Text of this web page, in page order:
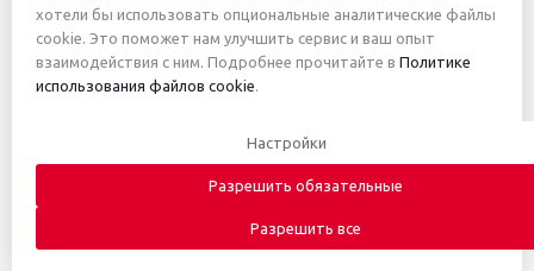
+7 (912) 746-00-77
Приведённые цены и характеристики товаров носят
исключительно ознакомительный характер и не являются
публичной офертой. Автоматическое письмо с информацией о
получении заказа не является основанием для заключения
договора купли-продажи. Заказ считается принятым только после
хотели бы использовать опциональные аналитические файлы
cookie. Это поможет нам улучшить сервис и ваш опыт
взаимодействия с ним. Подробнее прочитайте в Политике
использования файлов cookie.
Настройки
Разрешить обязательные
Разрешить все